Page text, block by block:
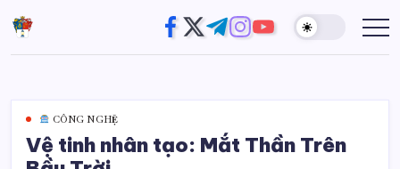
to
content
https://www.facebook.com/
https://twitter.com/
https://t.me/
https://
https://
Đường
Chân
Website
Trương
CÔNG NGHỆ
Vệ tinh nhân tạo: Mắt Thần Trên